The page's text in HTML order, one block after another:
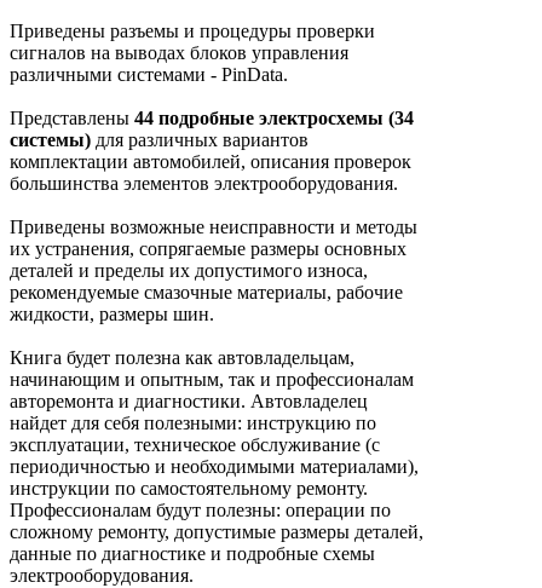
Приведены разъемы и процедуры проверки
сигналов на выводах блоков управления
различными системами - PinData.
Представлены 44 подробные электросхемы (34
системы) для различных вариантов
комплектации автомобилей, описания проверок
большинства элементов электрооборудования.
Приведены возможные неисправности и методы
их устранения, сопрягаемые размеры основных
деталей и пределы их допустимого износа,
рекомендуемые смазочные материалы, рабочие
жидкости, размеры шин.
Книга будет полезна как автовладельцам,
начинающим и опытным, так и профессионалам
авторемонта и диагностики. Автовладелец
найдет для себя полезными: инструкцию по
эксплуатации, техническое обслуживание (с
периодичностью и необходимыми материалами),
инструкции по самостоятельному ремонту.
Профессионалам будут полезны: операции по
сложному ремонту, допустимые размеры деталей,
данные по диагностике и подробные схемы
электрооборудования.